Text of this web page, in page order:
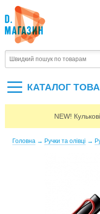
КАТАЛОГ
NEW!
Головна → Ручки та олівці →